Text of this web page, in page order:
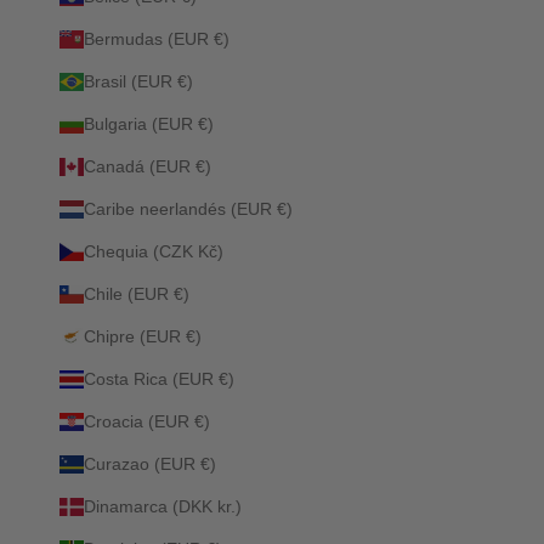
Bermudas (EUR €)
Brasil (EUR €)
Bulgaria (EUR €)
Canadá (EUR €)
Caribe neerlandés (EUR €)
Chequia (CZK Kč)
Chile (EUR €)
Chipre (EUR €)
Costa Rica (EUR €)
Croacia (EUR €)
Curazao (EUR €)
Dinamarca (DKK kr.)